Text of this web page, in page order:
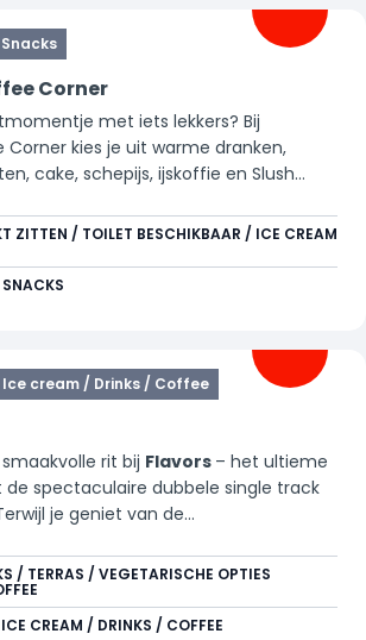
Corner
met iets lekkers? Bij
kies je uit warme dranken,
cake, schepijs, ijskoffie en Slush
ZITTEN / TOILET BESCHIKBAAR / ICE CREAM
cream / Drinks / Coffee
rit bij Flavors – het ultieme
spectaculaire dubbele single track
je geniet van de
13, Goliath en Condor. Of je nu
een wilde rit of gewoon houdt van
een twist, bij Flavors zit je altijd goed.
/ TERRAS / VEGETARISCHE OPTIES
CREAM / DRINKS / COFFEE